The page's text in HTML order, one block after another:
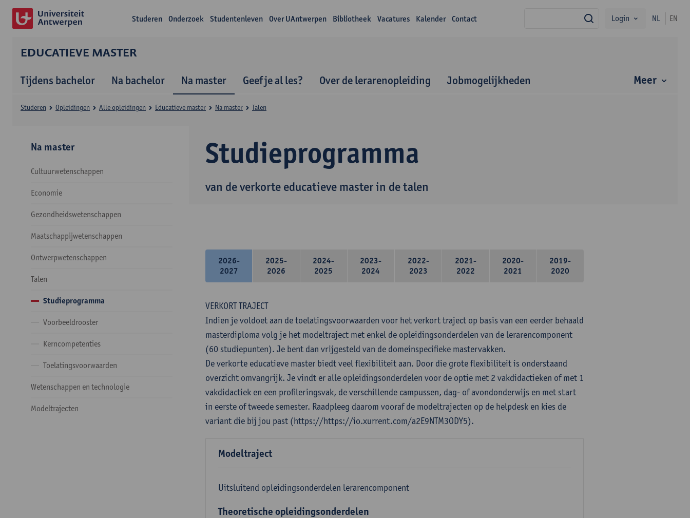
Studeren Onderzoek Studentenleven Over UAntwerpen Bibliotheek Vacatures Kalender Contact zoekLogin NL EN
EDUCATIEVE MASTER
Tijdens bachelor Na bachelor Na master Geef je al les? Over de lerarenopleiding Jobmogelijkheden Meer
Studieprogramma
van de verkorte educatieve master in de talen
Studeren Opleidingen Alle opleidingen Educatieve master Na master Talen
Na master
Cultuurwetenschappen
Economie
Gezondheidswetenschappen
Maatschappijwetenschappen
Ontwerpwetenschappen
Talen
Studieprogramma
Voorbeeldrooster
Kerncompetenties
Toelatingsvoorwaarden
Wetenschappen en technologie
Modeltrajecten
2026-
2027
2025-
2026
2024-
2025
2023-
2024
2022-
2023
2021-
2022
2020-
2021
2019-
2020
VERKORT TRAJECT
Indien je voldoet aan de toelatingsvoorwaarden voor het verkort traject op basis van een eerder behaald
masterdiploma volg je het modeltraject met enkel de opleidingsonderdelen van de lerarencomponent
(60 studiepunten). Je bent dan vrijgesteld van de domeinspecifieke mastervakken.
De verkorte educatieve master biedt veel flexibiliteit aan. Door die grote flexibiliteit is onderstaand
overzicht omvangrijk. Je vindt er alle opleidingsonderdelen voor de optie met 2 vakdidactieken of met 1
vakdidactiek en een profileringsvak, de verschillende campussen, dag- of avondonderwijs en met start
in eerste of tweede semester. Raadpleeg daarom vooraf de modeltrajecten op de helpdesk en kies de
variant die bij jou past (https://https://io.xurrent.com/a2E9NTM3ODY5).
Modeltraject
Uitsluitend opleidingsonderdelen lerarencomponent
Theoretische opleidingsonderdelen